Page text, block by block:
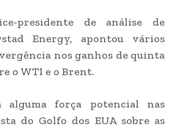
presidente de análise de
Energy, apontou vários
nos ganhos de quinta
o WTI e o Brent.
alguma força potencial nas
do Golfo dos EUA sobre as